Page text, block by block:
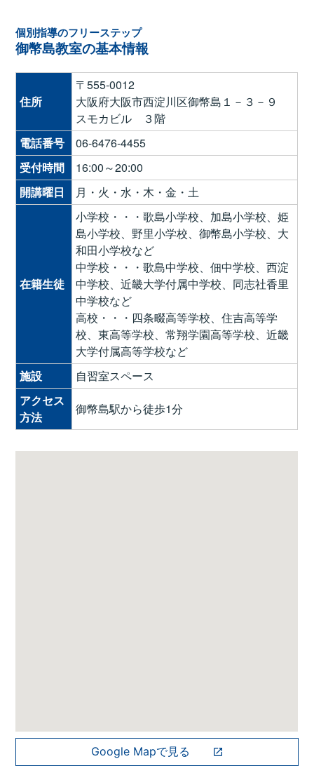
個別指導のフリーステップ
御幣島教室の基本情報
住所
〒555-0012
大阪府大阪市西淀川区御幣島１－３－９
スモカビル ３階
電話番号
06-6476-4455
受付時間
16:00～20:00
開講曜日
月・火・水・木・金・土
在籍生徒
小学校・・・歌島小学校、加島小学校、姫
島小学校、野里小学校、御幣島小学校、大
和田小学校など
中学校・・・歌島中学校、佃中学校、西淀
中学校、近畿大学付属中学校、同志社香里
中学校など
高校・・・四条畷高等学校、住吉高等学
校、東高等学校、常翔学園高等学校、近畿
大学付属高等学校など
施設
自習室スペース
アクセス
方法
御幣島駅から徒歩1分
Google Mapで見る